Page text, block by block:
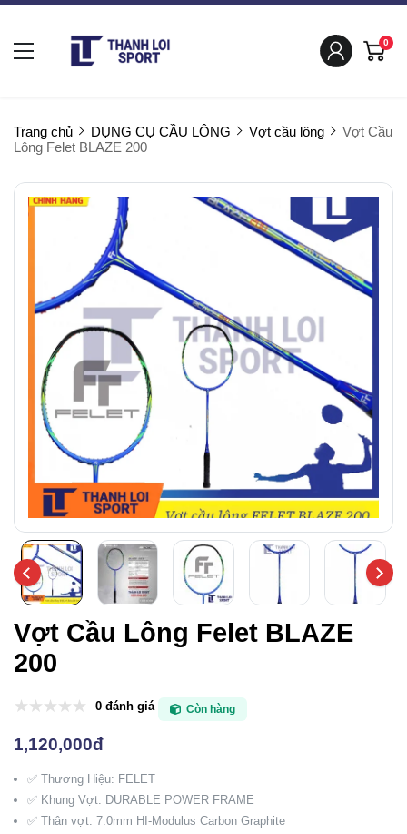
0
Trang chủ DỤNG CỤ CẦU LÔNG Vợt cầu lông
Vợt Cầu
Lông Felet BLAZE 200
Vợt Cầu Lông Felet BLAZE
200
0 đánh giá Còn hàng
1,120,000đ
✅ Thương Hiệu: FELET
✅ Khung Vợt: DURABLE POWER FRAME
✅ Thân vợt: 7.0mm HI-Modulus Carbon Graphite